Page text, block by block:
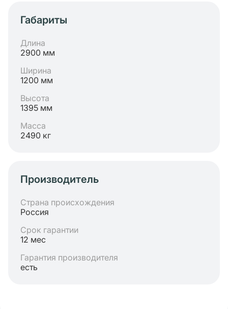
Габариты
Длина
2900 мм
Ширина
1200 мм
Высота
1395 мм
Масса
2490 кг
Производитель
Страна происхождения
Россия
Срок гарантии
12 мес
Гарантия производителя
есть